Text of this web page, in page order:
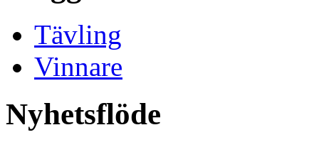
Tävling
Vinnare
Nyhetsflöde